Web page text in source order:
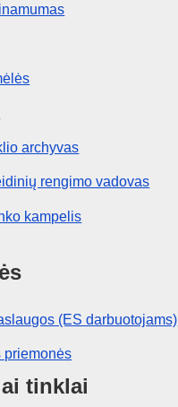
archyvas
rengimo vadovas
kampelis
(ES darbuotojams)
priemonės
tinklai